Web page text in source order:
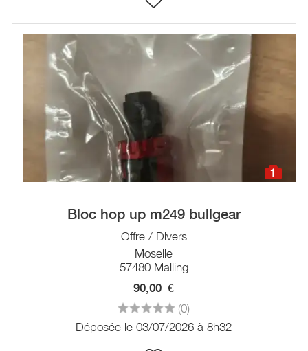
1
Bloc hop up m249 bullgear
Offre / Divers
Moselle
57480 Malling
90,00 €
(0)
Déposée le 03/07/2026 à 8h32